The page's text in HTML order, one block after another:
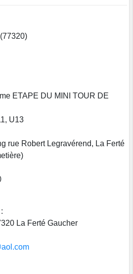
ETAPE DU MINI TOUR DE
U13
rue Robert Legravérend, La Ferté
La Ferté Gaucher